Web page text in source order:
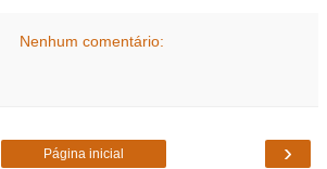
Nenhum comentário:
›
Página inicial